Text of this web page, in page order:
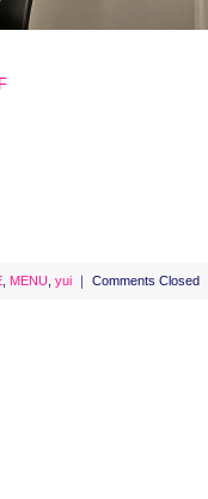
MENU yui ｜ Comments Closed